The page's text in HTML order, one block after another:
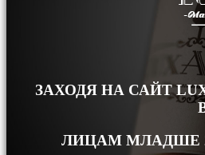
ЗАХОДЯ НА САЙТ
ЛИЦАМ МЛАДШЕ